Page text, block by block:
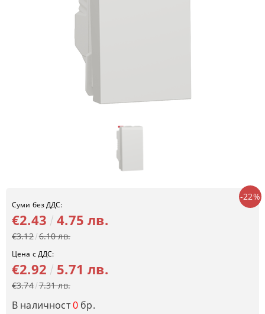
-22%
Суми без ДДС:
€2.43 4.75 лв.
€3.12 6.10 лв.
Цена с ДДС:
€2.92 5.71 лв.
€3.74 7.31 лв.
В наличност0 бр.